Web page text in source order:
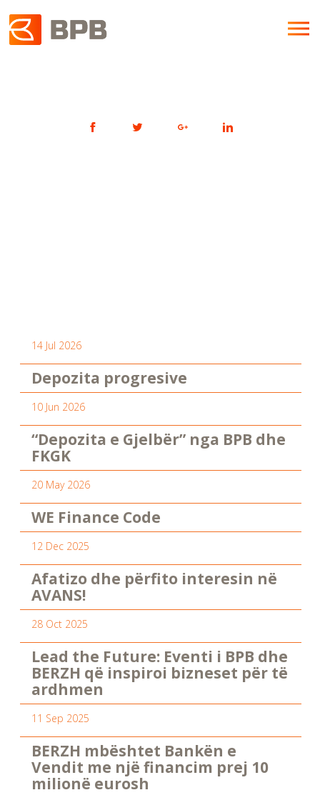
14 Jul 2026
Depozita progresive
10 Jun 2026
“Depozita e Gjelbër” nga BPB dhe
FKGK
20 May 2026
WE Finance Code
12 Dec 2025
Afatizo dhe përfito interesin në
AVANS!
28 Oct 2025
Lead the Future: Eventi i BPB dhe
BERZH që inspiroi bizneset për të
ardhmen
11 Sep 2025
BERZH mbështet Bankën e
Vendit me një financim prej 10
milionë eurosh